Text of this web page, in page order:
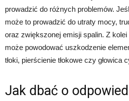
prowadzić do różnych problemów.
może to prowadzić do utraty mocy,
oraz zwiększonej emisji spalin. Z
może powodować uszkodzenie
tłoki, pierścienie tłokowe czy głowica
Jak dbać o